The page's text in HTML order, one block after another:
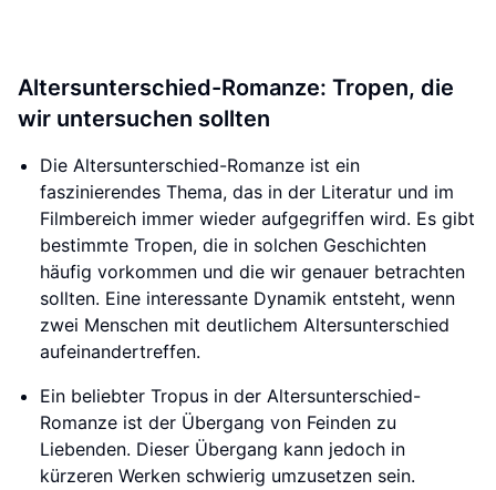
Altersunterschied-Romanze: Tropen, die
wir untersuchen sollten
Die Altersunterschied-Romanze ist ein
faszinierendes Thema, das in der Literatur und im
Filmbereich immer wieder aufgegriffen wird. Es gibt
bestimmte Tropen, die in solchen Geschichten
häufig vorkommen und die wir genauer betrachten
sollten. Eine interessante Dynamik entsteht, wenn
zwei Menschen mit deutlichem Altersunterschied
aufeinandertreffen.
Ein beliebter Tropus in der Altersunterschied-
Romanze ist der Übergang von Feinden zu
Liebenden. Dieser Übergang kann jedoch in
kürzeren Werken schwierig umzusetzen sein.